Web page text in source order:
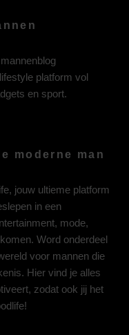
platform vol
en sport.
moderne man
jouw ultieme platform
in een
mode,
Word onderdeel
voor mannen die
Hier vind je alles
zodat ook jij het